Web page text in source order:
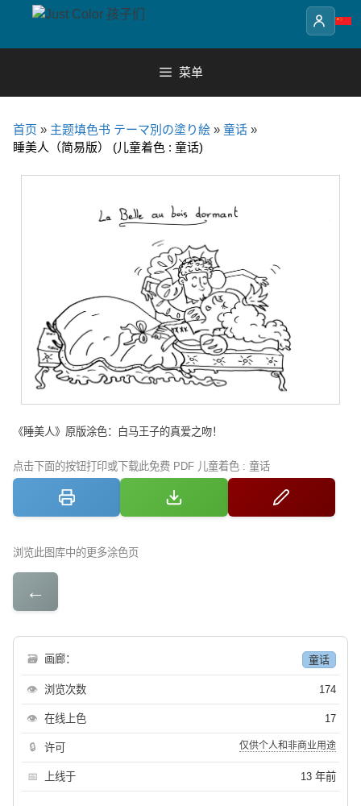
content
菜单
首页 » 主题填色书 テーマ別の塗り絵 » 童话 »
睡美人（简易版） (儿童着色 : 童话)
《睡美人》原版涂色：白马王子的真爱之吻！
点击下面的按钮打印或下载此免费 PDF 儿童着色 : 童话
浏览此图库中的更多涂色页
←
🗃 画廊： 童话
👁 浏览次数 174
👁 在线上色 17
🔒 许可 仅供个人和非商业用途
📅 上线于 13 年前